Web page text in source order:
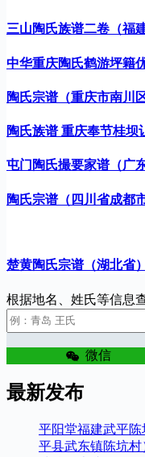
三山陶氏族谱二卷（福
中华重庆陶氏鹤游坪籍
陶氏宗谱（重庆市南川区
陶氏族谱 重庆奉节桂坝
屯门陶氏撮要家谱（广
陶氏宗谱（四川省成都
楚黄陶氏宗谱（湖北省）
根据地名、姓氏等信息
微信
最新发布
平阳堂福建武平
平县武东镇陈坑村